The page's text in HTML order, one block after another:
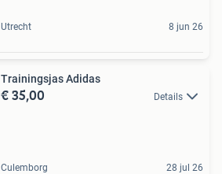
Utrecht 8 jun 26
Trainingsjas Adidas
€ 35,00 Details
Culemborg 28 jul 26